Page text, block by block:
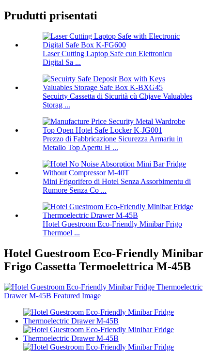
Prudutti prisentati
Laser Cutting Laptop Safe cun Elettronicu
Digital Sa ...
Secuirty Cassetta di Sicurità cù Chjave Valuables
Storag ...
Prezzo di Fabbricazione Sicurezza Armariu in
Metallo Top Apertu H ...
Mini Frigorifero di Hotel Senza Assorbimentu di
Rumore Senza Co ...
Hotel Guestroom Eco-Friendly Minibar Frigo
Thermoel ...
Hotel Guestroom Eco-Friendly Minibar
Frigo Cassetta Termoelettrica M-45B